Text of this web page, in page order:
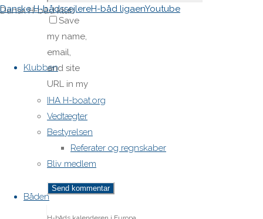
Dansk H-båd klub
Danske H-bådssejlereH-båd ligaenYoutube
Klubben
IHA H-boat.org
Vedtægter
Bestyrelsen
Referater og regnskaber
Bliv medlem
Båden
Save
my name,
email,
and site
URL in my
browser
for next
time I
post a
comment.